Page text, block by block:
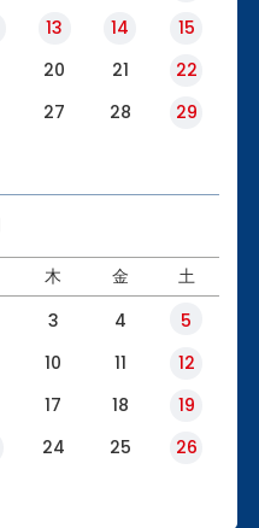
13 14
15
20 21
22
27 28
29
木 金 土
3 4
5
10 11
12
17 18
19
24 25
26